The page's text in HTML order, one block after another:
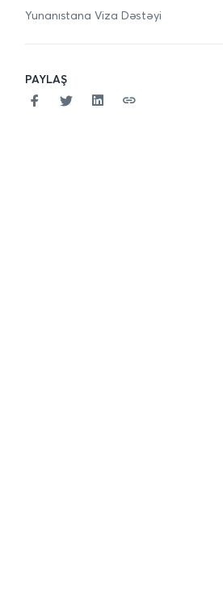
Yunanıstana Viza Dəstəyi
PAYLAŞ